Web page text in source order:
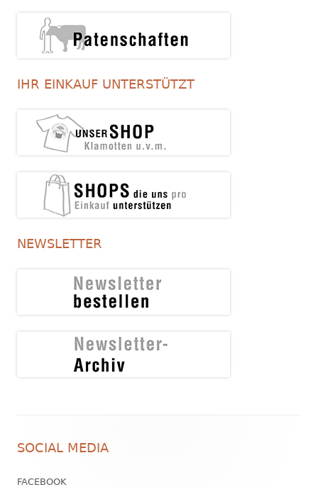
IHR EINKAUF UNTERSTÜTZT
NEWSLETTER
Inhalt
SOCIAL MEDIA
FACEBOOK